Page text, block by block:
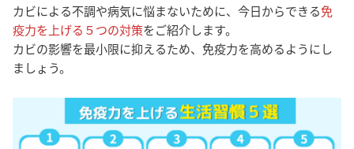
カビによる不調や病気に悩まないために、今日からできる免
疫力を上げる５つの対策をご紹介します。
カビの影響を最小限に抑えるため、免疫力を高めるようにし
ましょう。